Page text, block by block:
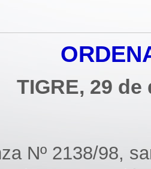
TIGRE, 29
Nº 2138/98,